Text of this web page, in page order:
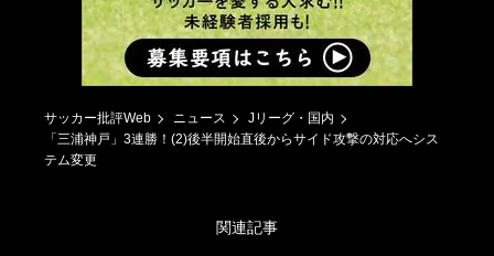
サッカー批評Web ニュース
Jリーグ・国内
「三浦神戸」3連勝！(2)後半開始直後からサイド攻撃の対応へシス
テム変更
関連記事